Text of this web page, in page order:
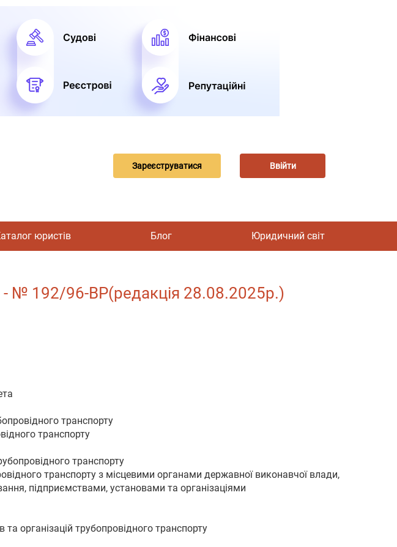
Зареєструватися Ввійти
юристів Блог Юридичний світ
- № 192/96-ВР(редакція 28.08.2025р.)
транспорту
транспорту
транспорту
транспорту з місцевими органами державної виконавчої влади,
підприємствами, установами та організаціями
організацій трубопровідного транспорту